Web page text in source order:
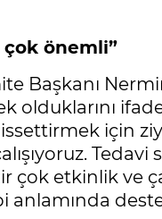
önemli”
Başkanı
olduklarını
için
çok etkinlik ve